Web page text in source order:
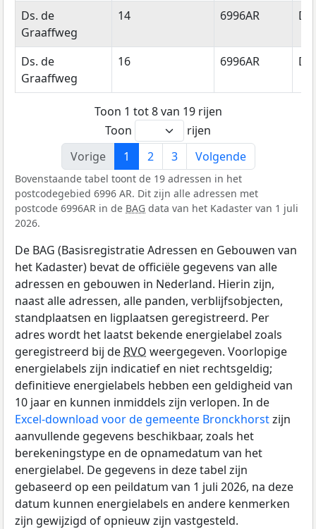
Ds. de
Graaffweg
14 6996AR
Ds. de
Graaffweg
16 6996AR
Toon 1 tot 8 van 19 rijen
Toon
rijen
Vorige
1 2 3 Volgende
Bovenstaande tabel toont de 19 adressen in het
postcodegebied 6996 AR. Dit zijn alle adressen met
postcode 6996AR in de BAG data van het Kadaster van 1 juli
2026.
De BAG (Basisregistratie Adressen en Gebouwen van
het Kadaster) bevat de officiële gegevens van alle
adressen en gebouwen in Nederland. Hierin zijn,
naast alle adressen, alle panden, verblijfsobjecten,
standplaatsen en ligplaatsen geregistreerd. Per
adres wordt het laatst bekende energielabel zoals
geregistreerd bij de RVO weergegeven. Voorlopige
energielabels zijn indicatief en niet rechtsgeldig;
definitieve energielabels hebben een geldigheid van
10 jaar en kunnen inmiddels zijn verlopen. In de
Excel-download voor de gemeente Bronckhorstzijn
aanvullende gegevens beschikbaar, zoals het
berekeningstype en de opnamedatum van het
energielabel. De gegevens in deze tabel zijn
gebaseerd op een peildatum van 1 juli 2026, na deze
datum kunnen energielabels en andere kenmerken
zijn gewijzigd of opnieuw zijn vastgesteld.